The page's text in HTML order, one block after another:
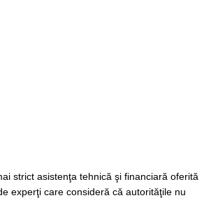
strict asistenţa tehnică şi financiară oferită
experţi care consideră că autorităţile nu